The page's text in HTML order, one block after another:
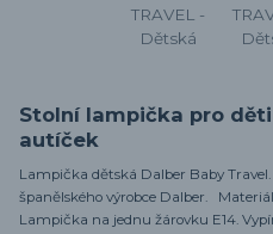
Stolní lampička pro
autíček
Lampička dětská Dalber Baby Travel.
španělského výrobce Dalber.
Lampička na jednu žárovku E14.